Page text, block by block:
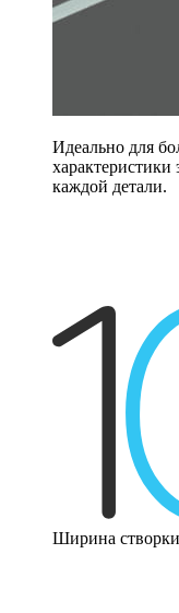
Идеально для
каждой детали.
Ширина